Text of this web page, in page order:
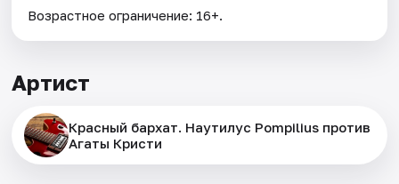
Возрастное ограничение: 16+.
Артист
Красный бархат. Наутилус Pompilius против
Агаты Кристи